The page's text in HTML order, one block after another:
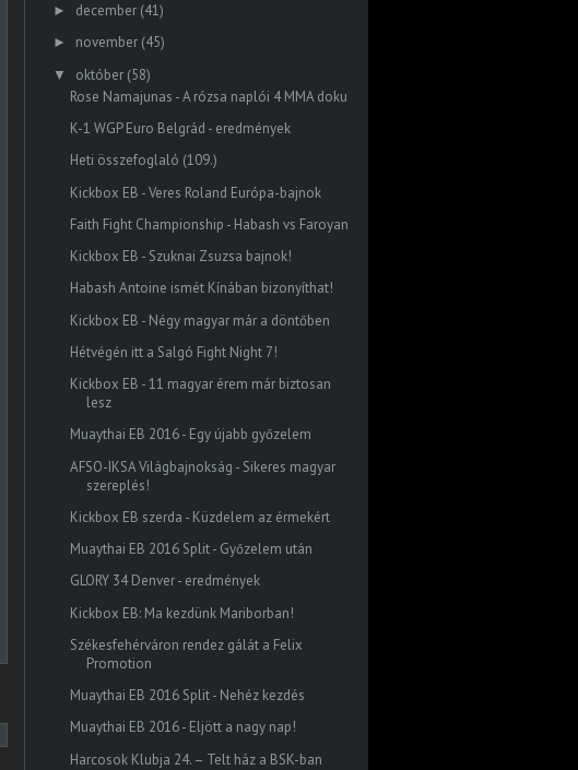
► december (41)
► november (45)
▼ október (58)
Rose Namajunas - A rózsa naplói 4 MMA doku
K-1 WGP Euro Belgrád - eredmények
Heti összefoglaló (109.)
Kickbox EB - Veres Roland Európa-bajnok
Faith Fight Championship - Habash vs Faroyan
Kickbox EB - Szuknai Zsuzsa bajnok!
Habash Antoine ismét Kínában bizonyíthat!
Kickbox EB - Négy magyar már a döntőben
Hétvégén itt a Salgó Fight Night 7!
Kickbox EB - 11 magyar érem már biztosan
lesz
Muaythai EB 2016 - Egy újabb győzelem
AFSO-IKSA Világbajnokság - Sikeres magyar
szereplés!
Kickbox EB szerda - Küzdelem az érmekért
Muaythai EB 2016 Split - Győzelem után
GLORY 34 Denver - eredmények
Kickbox EB: Ma kezdünk Mariborban!
Székesfehérváron rendez gálát a Felix
Promotion
Muaythai EB 2016 Split - Nehéz kezdés
Muaythai EB 2016 - Eljött a nagy nap!
Harcosok Klubja 24. – Telt ház a BSK-ban